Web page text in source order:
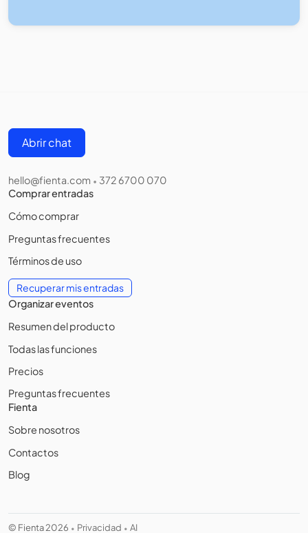
Abrir chat
hello@fienta.com • 372 6700 070
Comprar entradas
Cómo comprar
Preguntas frecuentes
Términos de uso
Recuperar mis entradas
Organizar eventos
Resumen del producto
Todas las funciones
Precios
Preguntas frecuentes
Fienta
Sobre nosotros
Contactos
Blog
© Fienta 2026 • Privacidad • AI